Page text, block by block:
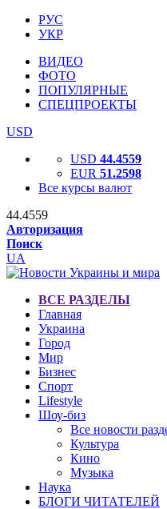
РУС
УКР
ВИДЕО
ФОТО
ПОПУЛЯРНЫЕ
СПЕЦПРОЕКТЫ
USD
USD 44.4559
EUR 51.2598
Все курсы валют
44.4559
Авторизация
Поиск
UA
ВСЕ РАЗДЕЛЫ
Главная
Украина
Город
Мир
Бизнес
Спорт
Lifestyle
Шоу-биз
Все новости
Культура
Кино
Музыка
Наука
БЛОГИ ЧИТАТЕЛЕЙ